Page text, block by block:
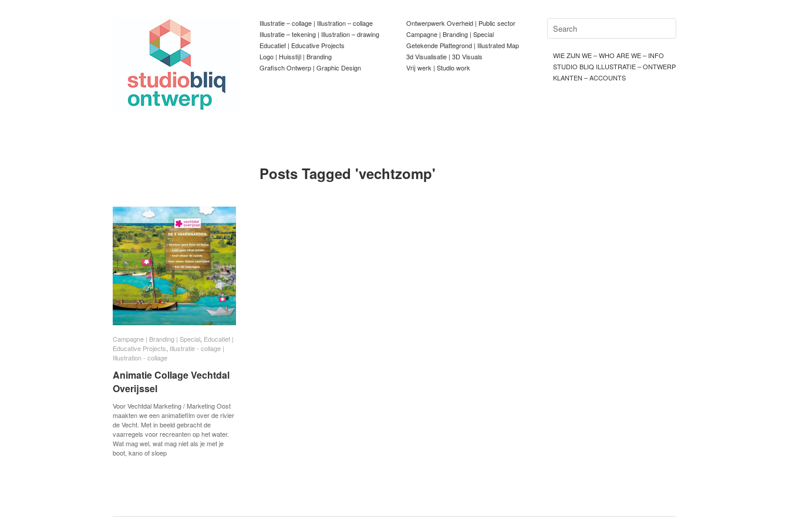
Illustratie – collage | Illustration – collage
Illustratie – tekening | Illustration – drawing
Educatief | Educative Projects
Logo | Huisstijl | Branding
Grafisch Ontwerp | Graphic Design
Ontwerpwerk Overheid | Public sector
Campagne | Branding | Special
Getekende Plattegrond | Illustrated Map
3d Visualisatie | 3D Visuals
Vrij werk | Studio work
WIE ZIJN WE – WHO ARE WE – INFO
STUDIO BLIQ ILLUSTRATIE – ONTWERP
KLANTEN – ACCOUNTS
Posts Tagged 'vechtzomp'
Campagne | Branding | Special Educatief |
Educative Projects Illustratie - collage |
Illustration - collage
Animatie Collage Vechtdal
Overijssel
Voor Vechtdal Marketing / Marketing Oost
maakten we een animatiefilm over de rivier
de Vecht. Met in beeld gebracht de
vaarregels voor recreanten op het water.
Wat mag wel, wat mag niet als je met je
boot, kano of sloep
Campagne | Branding | Special Educatief |
Educative Projects Illustratie - collage |
Illustration - collage
Animatie Collage Vechtdal
Overijssel